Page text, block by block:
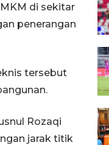
di sekitar
penerangan
tersebut
Rozaqi
jarak titik